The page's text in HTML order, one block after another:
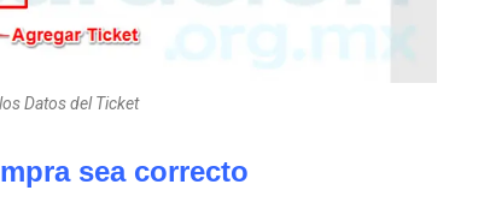
Datos del Ticket
sea correcto